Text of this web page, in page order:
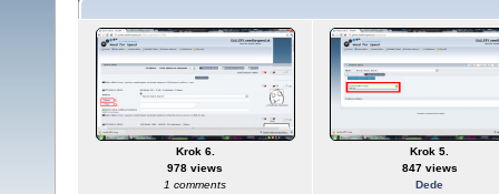
Krok 6.
978 views
1 comments
Krok 5.
847 views
Dede